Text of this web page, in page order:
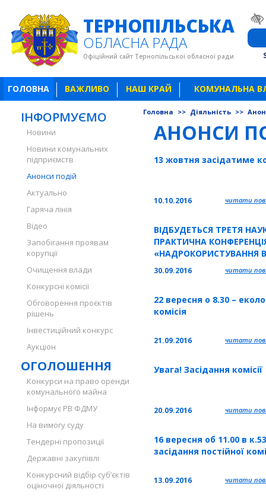
ТЕРНОПІЛЬСЬКА
ОБЛАСНА РАДА
Офіційний сайт Тернопільської обласної ради
ГОЛОВНА ВАЖЛИВО НАШ КРАЙ КОМУНАЛЬНА
ІНФОРМУЄМО
Новини
Новини комунальних
підприємств
Анонси подій
Актуально
Гаряча лінія
Відео
Запобігання проявам
корупції
Очищення влади
Конкурсні комісії
Обговорення проєктів
рішень
Інвестиційний конкурс
Аукціон
ОГОЛОШЕННЯ
Конкурси на право оренди
комунального майна
Інформує РВ ФДМУ
На вимогу суду
Тендерні пропозиції
Державні закупівлі
Конкурсний відбір суб’єктів
оціночної діяльності
Головна >> Діяльність >>
АНОНСИ
13 жовтня засідатиме
10.10.2016 читати
ВІДБУДЕТЬСЯ ТРЕТЯ
ПРАКТИЧНА
«НАДРОКОРИСТУВАННЯ В
УКРАЇНІ»
30.09.2016 читати
22 вересня о 8.30 –
комісія
21.09.2016 читати
Увага! Засідання комісії
20.09.2016 читати
16 вересня об 11.00 в
засідання постійної
13.09.2016 читати